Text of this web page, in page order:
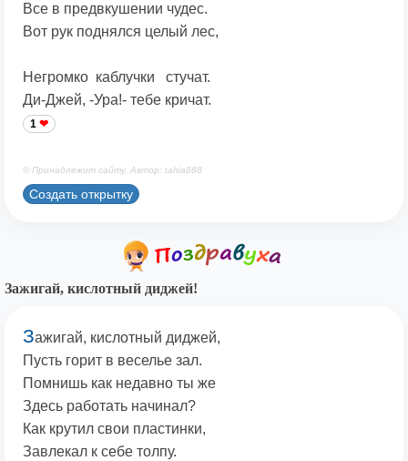
Все в предвкушении чудес.
Вот рук поднялся целый лес,
Негромко каблучки стучат.
Ди-Джей, -Ура!- тебе кричат.
1
© Принадлежит сайту. Автор: tahia888
Создать открытку
Зажигай, кислотный диджей!
Зажигай, кислотный диджей,
Пусть горит в веселье зал.
Помнишь как недавно ты же
Здесь работать начинал?
Как крутил свои пластинки,
Завлекал к себе толпу.